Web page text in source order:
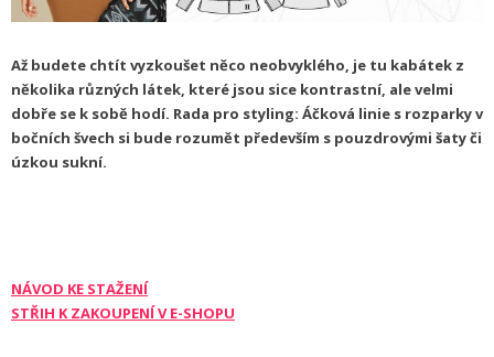
Až budete chtít vyzkoušet něco neobvyklého, je tu kabátek z
několika různých látek, které jsou sice kontrastní, ale velmi
dobře se k sobě hodí. Rada pro styling: Áčková linie s rozparky v
bočních švech si bude rozumět především s pouzdrovými šaty či
úzkou sukní.
NÁVOD KE STAŽENÍ
STŘIH K ZAKOUPENÍ V E-SHOPU